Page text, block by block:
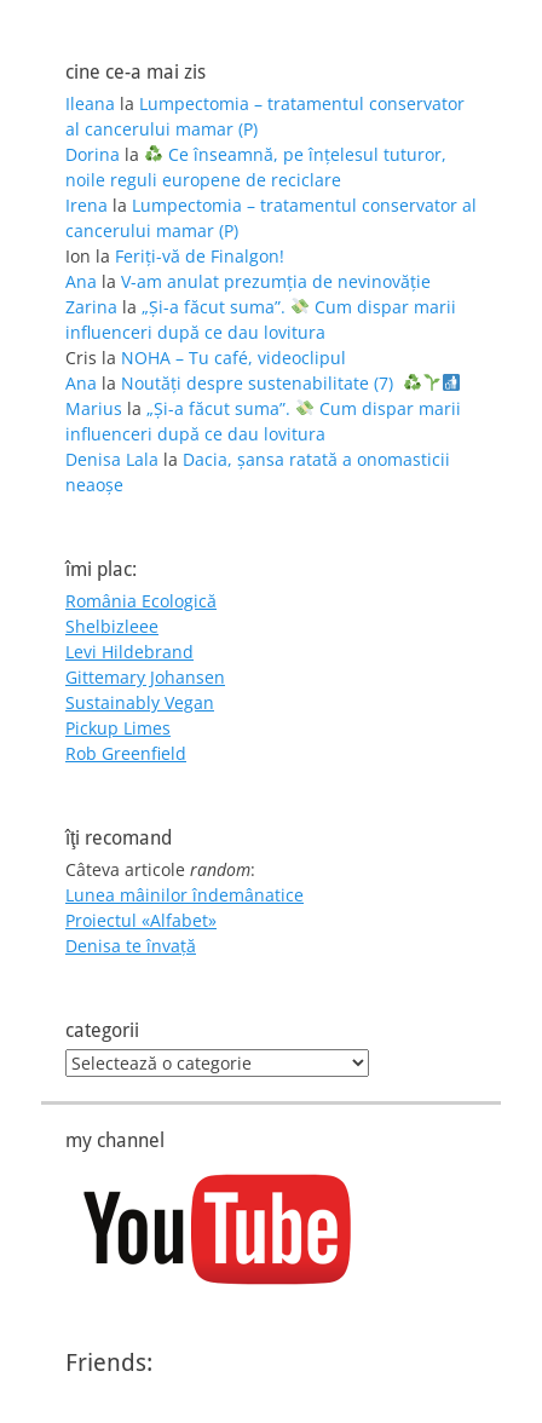
cine ce-a mai zis
Ileana la Lumpectomia – tratamentul conservator
al cancerului mamar (P)
Dorina la
Ce înseamnă, pe înțelesul tuturor,
noile reguli europene de reciclare
Irena la Lumpectomia – tratamentul conservator al
cancerului mamar (P)
Ion la Feriţi-vă de Finalgon!
Ana la V-am anulat prezumția de nevinovăție
Zarina la „Și-a făcut suma”.
Cum dispar marii
influenceri după ce dau lovitura
Cris la NOHA – Tu café, videoclipul
Ana la Noutăți despre sustenabilitate (7)
Marius la „Și-a făcut suma”.
Cum dispar marii
influenceri după ce dau lovitura
Denisa Lala la Dacia, șansa ratată a onomasticii
neaoșe
îmi plac:
România Ecologică
Shelbizleee
Levi Hildebrand
Gittemary Johansen
Sustainably Vegan
Pickup Limes
Rob Greenfield
îţi recomand
Câteva articole random:
Lunea mâinilor îndemânatice
Proiectul «Alfabet»
Denisa te învaţă
categorii
categorii
my channel
Friends: